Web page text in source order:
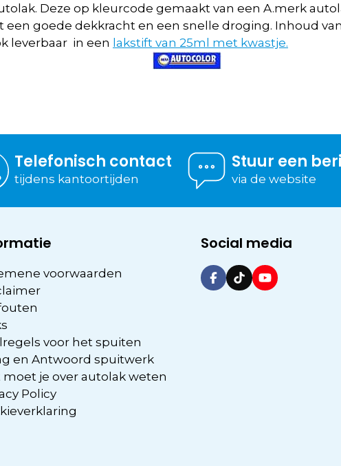
Deze op kleurcode gemaakt van een A.merk
een goede dekkracht en een snelle droging. Inhoud
leverbaar in een lakstift van 25ml met kwastje.
Telefonisch contact
tijdens kantoortijden
Stuur een
via de website
voorwaarden
voor het spuiten
en Antwoord spuitwerk
moet je over autolak weten
Policy
Social media